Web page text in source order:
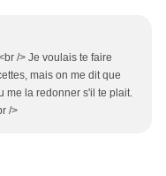
/> Je voulais te faire
mais on me dit que
me la redonner s'il te plait.
/>